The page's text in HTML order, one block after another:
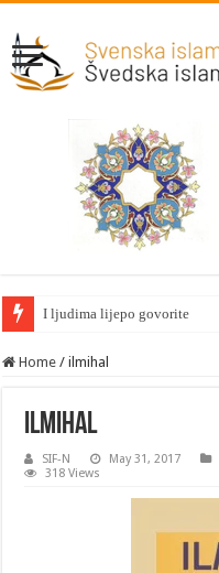
I ljudima lijepo govorite
Home / ilmihal
ilmihal
SIF-N May 31, 2017
318 Views